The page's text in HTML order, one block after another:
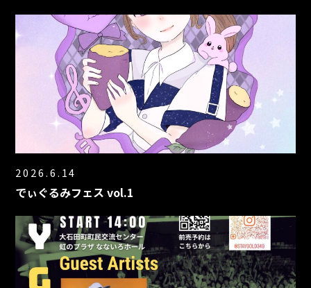
2026.6.14
でぃぐるみフェス vol.1